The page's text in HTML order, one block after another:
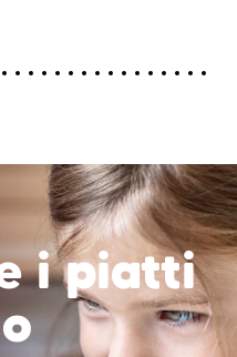
i piatti